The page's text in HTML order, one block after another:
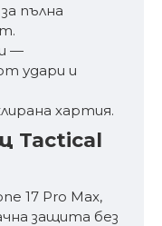
пълна
—
удари и
хартия.
Tactical
17 Pro Max,
защита без